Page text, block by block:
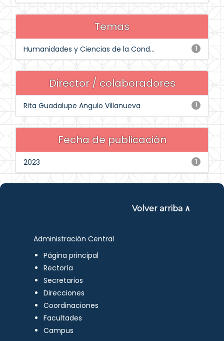
Temas
1
Humanidades y Ciencias de la Cond...
Director / colaboradores
1
Rita Guadalupe Angulo Villanueva
Fecha de publicación
1
2023
Volver arriba ∧
Administración Central
Página principal
Rectoría
Secretarios
Direcciones
Coordinaciones
Facultades
Campus